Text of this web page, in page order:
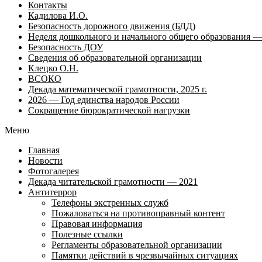
Контакты
Кадилова И.О.
Безопасность дорожного движения (БДД)
Неделя дошкольного и начального общего образования —
Безопасность ДОУ
Сведения об образовательной организации
Клецко О.Н.
ВСОКО
Декада математической грамотности, 2025 г.
2026 — Год единства народов России
Сокращение бюрократической нагрузки
Меню
Главная
Новости
Фотогалерея
Декада читательской грамотности — 2021
Антитеррор
Телефоны экстренных служб
Пожаловаться на противоправный контент
Правовая информация
Полезные ссылки
Регламенты образовательной организации
Памятки действий в чрезвычайных ситуациях